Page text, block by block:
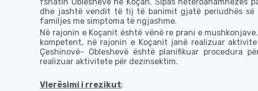
dhe jashtë vendit të tij të banimit gjatë periudhës së
familjes me simptoma të ngjashme.
Në rajonin e Koçanit është vënë re prani e
kompetent, në rajonin e Koçanit janë realizuar
Çeshinovë- Obleshevë është planifikuar procedura
realizuar aktivitete për dezinsektim.
Vlerësimi i rrezikut: